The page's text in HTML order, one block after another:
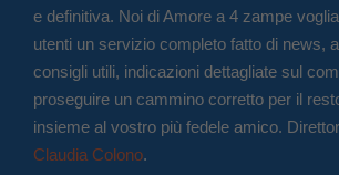
e definitiva. Noi di Amore a 4 zampe
utenti un servizio completo fatto di news,
consigli utili, indicazioni dettagliate sul
proseguire un cammino corretto per il
insieme al vostro più fedele amico.
Claudia Colono.